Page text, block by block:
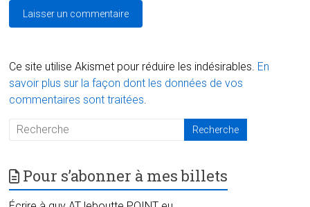
Ce site utilise Akismet pour réduire les indésirables. En
savoir plus sur la façon dont les données de vos
commentaires sont traitées.
Pour s’abonner à mes billets